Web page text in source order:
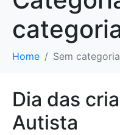
Home Sem categoria
Dia das
Autista